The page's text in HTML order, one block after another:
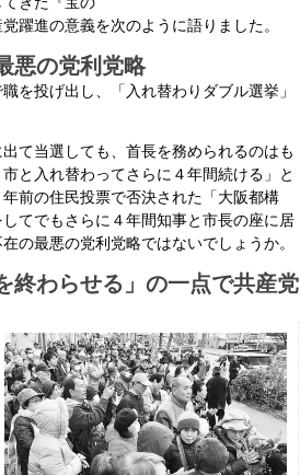
躍進の意義を次のように語りました。
悪の党利党略
を投げ出し、「入れ替わりダブル選挙」
て当選しても、首長を務められるのはも
と入れ替わってさらに４年間続ける」と
前の住民投票で否決された「大阪都構
てでもさらに４年間知事と市長の座に居
の最悪の党利党略ではないでしょうか。
終わらせる」の一点で共産党